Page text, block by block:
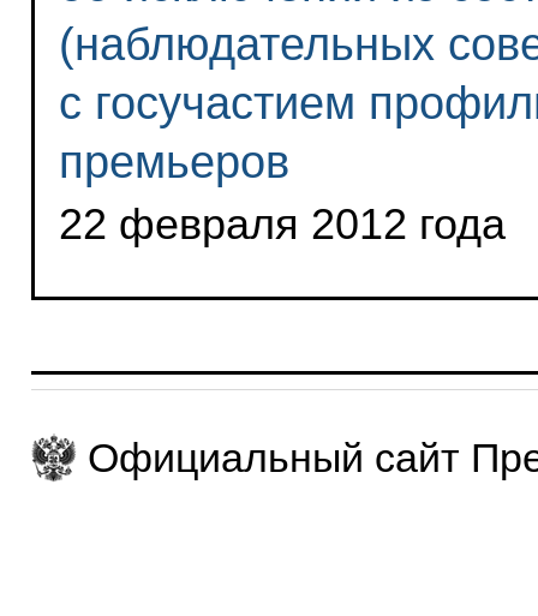
(наблюдательных
с госучастием
премьеров
22 февраля 2012 года
Официальный сайт